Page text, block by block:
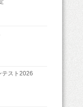
テスト2026